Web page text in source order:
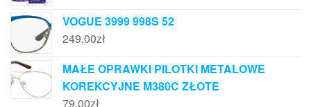
VOGUE 3999 998S 52
249,00zł
MAŁE OPRAWKI PILOTKI METALOWE
KOREKCYJNE M380C ZŁOTE
79,00zł